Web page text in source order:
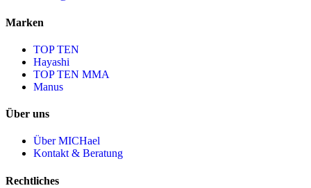
Marken
TOP TEN
Hayashi
TOP TEN MMA
Manus
Über uns
Über MICHael
Kontakt & Beratung
Rechtliches